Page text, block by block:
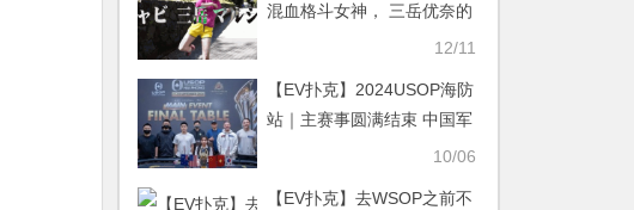
混血格斗女神， 三岳优奈的
征战之路【365娱乐资讯12/11
【EV扑克】2024USOP海防
站｜主赛事圆满结束 中国军
团大放异彩豪夺20座冠军奖
10/06
【EV扑克】去WSOP之前不